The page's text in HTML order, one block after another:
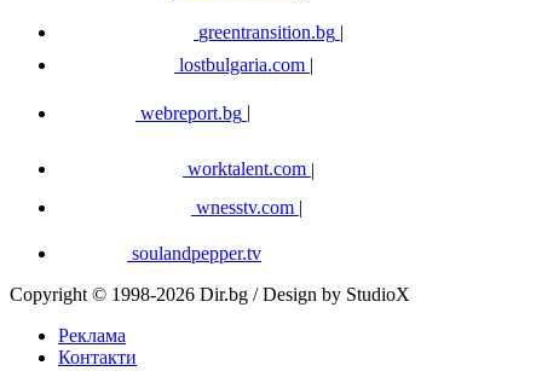
greentransition.bg |
lostbulgaria.com |
webreport.bg
worktalent.com |
wnesstv.com |
soulandpepper.tv
Copyright © 1998-2026 Dir.bg / Design by StudioX
Реклама
Контакти